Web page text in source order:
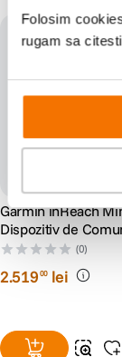
Folosim
rugam sa citesti
Garmin inReach
Dispozitiv de
SOS prin Satelit cu
Mesagerie Foto si
(0)
2.51900 lei